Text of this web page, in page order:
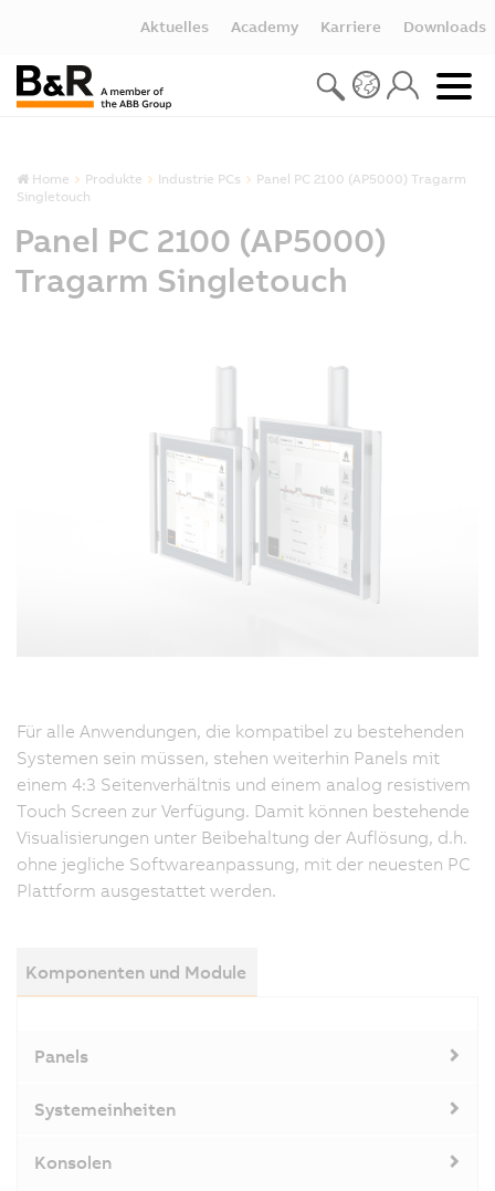
Aktuelles Academy Karriere Downloads
Home Produkte Industrie PCs
Panel PC 2100 (AP5000) Tragarm
Singletouch
Panel PC 2100 (AP5000)
Tragarm Singletouch
Für alle Anwendungen, die kompatibel zu bestehenden
Systemen sein müssen, stehen weiterhin Panels mit
einem 4:3 Seitenverhältnis und einem analog resistivem
Touch Screen zur Verfügung. Damit können bestehende
Visualisierungen unter Beibehaltung der Auflösung, d.h.
ohne jegliche Softwareanpassung, mit der neuesten PC
Plattform ausgestattet werden.
Komponenten und Module
Panels
Systemeinheiten
Konsolen